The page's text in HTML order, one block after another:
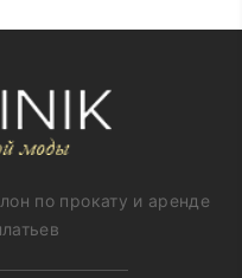
по прокату и аренде